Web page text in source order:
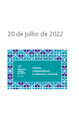
20 de Julho de 2022